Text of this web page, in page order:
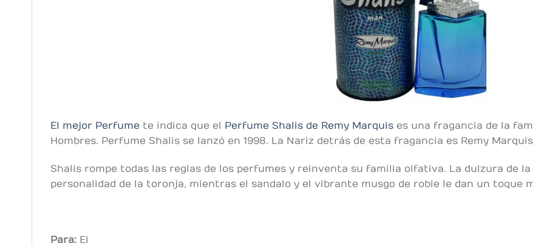
El mejor Perfume te indica que el Perfume Shalis de Remy Marquis es una fragancia de la
Hombres. Perfume Shalis se lanzó en 1998. La Nariz detrás de esta fragancia es Remy
Shalis rompe todas las reglas de los perfumes y reinventa su familia olfativa. La dulzura de
personalidad de la toronja, mientras el sandalo y el vibrante musgo de roble le dan un toque
Para: El